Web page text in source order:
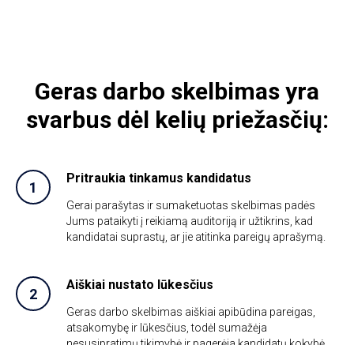
Geras darbo skelbimas yra
svarbus dėl kelių priežasčių:
Pritraukia tinkamus kandidatus
Gerai parašytas ir sumaketuotas skelbimas padės
Jums pataikyti į reikiamą auditoriją ir užtikrins, kad
kandidatai suprastų, ar jie atitinka pareigų aprašymą.
Aiškiai nustato lūkesčius
Geras darbo skelbimas aiškiai apibūdina pareigas,
atsakomybę ir lūkesčius, todėl sumažėja